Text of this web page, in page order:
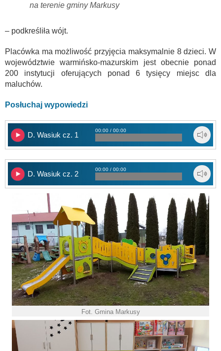
na terenie gminy Markusy
– podkreśliła wójt.
Placówka ma możliwość przyjęcia maksymalnie 8 dzieci. W
województwie warmińsko-mazurskim jest obecnie ponad
200 instytucji oferujących ponad 6 tysięcy miejsc dla
maluchów.
Posłuchaj wypowiedzi
D. Wasiuk cz. 1
00:00 / 00:00
D. Wasiuk cz. 2
00:00 / 00:00
Fot. Gmina Markusy